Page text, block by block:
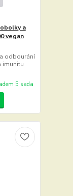
a
vegan
odbourání
imunitu
5 sada